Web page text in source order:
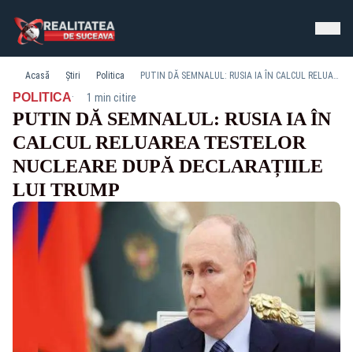
Acasă Știri Politica PUTIN DĂ SEMNALUL: RUSIA IA ÎN CALCUL RELUAREA TESTELOR NUCLEARE DUPĂ DECLARAȚIILE LUI TRUMP
POLITICA· 1 min citire
PUTIN DĂ SEMNALUL: RUSIA IA ÎN
CALCUL RELUAREA TESTELOR
NUCLEARE DUPĂ DECLARAȚIILE
LUI TRUMP